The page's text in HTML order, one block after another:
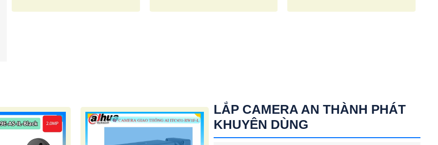
LẮP CAMERA AN THÀNH PHÁT
KHUYÊN DÙNG